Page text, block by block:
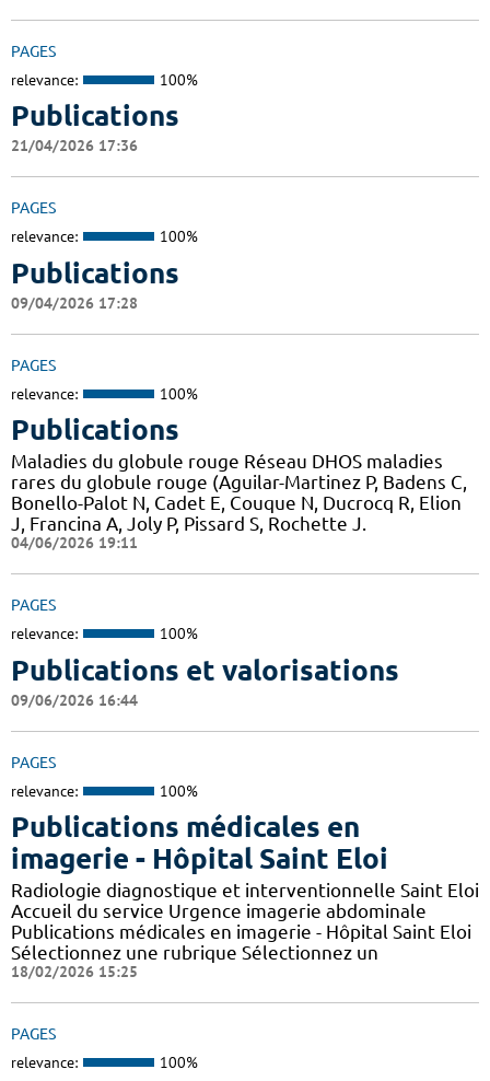
PAGES
relevance: 100%
Publications
21/04/2026 17:36
PAGES
relevance: 100%
Publications
09/04/2026 17:28
PAGES
relevance: 100%
Publications
Maladies du globule rouge Réseau DHOS maladies
rares du globule rouge (Aguilar-Martinez P, Badens C,
Bonello-Palot N, Cadet E, Couque N, Ducrocq R, Elion
J, Francina A, Joly P, Pissard S, Rochette J.
04/06/2026 19:11
PAGES
relevance: 100%
Publications et valorisations
09/06/2026 16:44
PAGES
relevance: 100%
Publications médicales en
imagerie - Hôpital Saint Eloi
Radiologie diagnostique et interventionnelle Saint Eloi
Accueil du service Urgence imagerie abdominale
Publications médicales en imagerie - Hôpital Saint Eloi
Sélectionnez une rubrique Sélectionnez un
18/02/2026 15:25
PAGES
relevance: 100%